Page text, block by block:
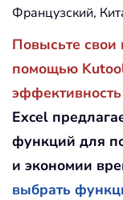
End
Французский,
Повысьте свои
помощью
Excel
функций для
и экономии
выбрать